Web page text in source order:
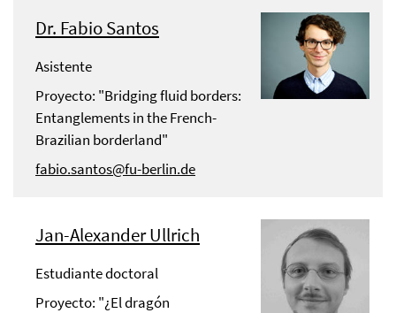
Dr. Fabio Santos
Asistente
Proyecto: "Bridging fluid borders:
Entanglements in the French-
Brazilian borderland"
fabio.santos@fu-berlin.de
Jan-Alexander Ullrich
Estudiante doctoral
Proyecto: "¿El dragón